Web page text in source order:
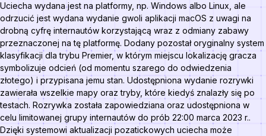
Uciecha wydana jest na platformy, np. Windows albo Linux, ale
odrzucić jest wydana wydanie gwoli aplikacji macOS z uwagi na
drobną cyfrę internautów korzystającą wraz z odmiany zabawy
przeznaczonej na tę platformę. Dodany pozostał oryginalny system
klasyfikacji dla trybu Premier, w którym miejscu lokalizację gracza
symbolizuje odcień (od momentu szarego do odwiedzenia
złotego) i przypisana jemu stan. Udostępniona wydanie rozrywki
zawierała wszelkie mapy oraz tryby, które kiedyś znalazły się po
testach. Rozrywka została zapowiedziana oraz udostępniona w
celu limitowanej grupy internautów do prób 22:00 marca 2023 r..
Dzięki systemowi aktualizacji pozatickowych uciecha może